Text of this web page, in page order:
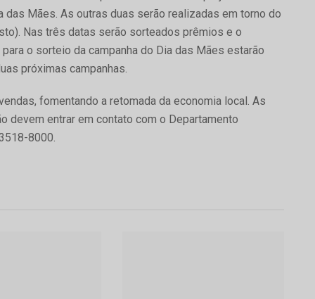
das Mães. As outras duas serão realizadas em torno do
Nas três datas serão sorteados prêmios e o
o sorteio da campanha do Dia das Mães estarão
próximas campanhas.
fomentando a retomada da economia local. As
devem entrar em contato com o Departamento
8000.